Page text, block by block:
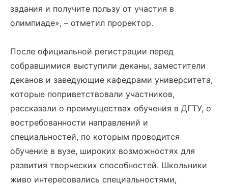
задания и получите пользу от участия в
олимпиаде», – отметил проректор.
После официальной регистрации перед
собравшимися выступили деканы, заместители
деканов и заведующие кафедрами университета,
которые поприветствовали участников,
рассказали о преимуществах обучения в ДГТУ, о
востребованности направлений и
специальностей, по которым проводится
обучение в вузе, широких возможностях для
развития творческих способностей. Школьники
живо интересовались специальностями,